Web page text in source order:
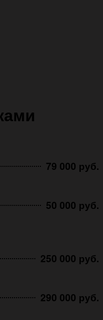
79 000 руб.
50 000 руб.
250 000 руб.
290 000 руб.